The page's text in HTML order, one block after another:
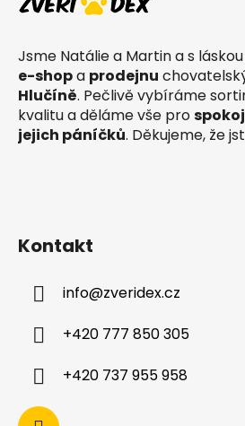
Jsme Natálie a Martin a s
e-shopa prodejnu
Hlučíně. Pečlivě vybíráme
kvalitu a děláme vše pro
jejich páníčků. Děkujeme, že
Kontakt
info@zveridex.cz
+420 777 850 305
+420 737 955 958